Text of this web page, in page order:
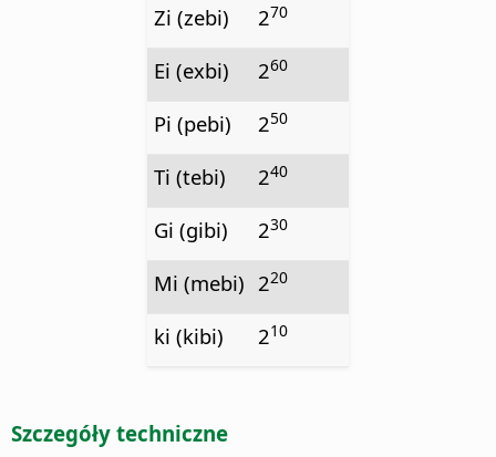
Zi (zebi) 270
Ei (exbi) 260
Pi (pebi) 250
Ti (tebi) 240
Gi (gibi) 230
Mi (mebi) 220
ki (kibi) 210
Szczegóły techniczne